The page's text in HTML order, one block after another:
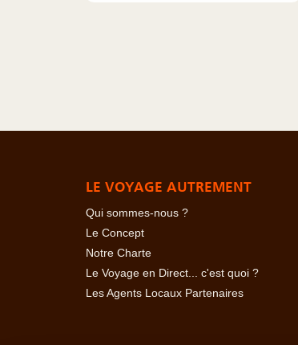
LE VOYAGE AUTREMENT
Qui sommes-nous ?
Le Concept
Notre Charte
Le Voyage en Direct... c'est quoi ?
Les Agents Locaux Partenaires